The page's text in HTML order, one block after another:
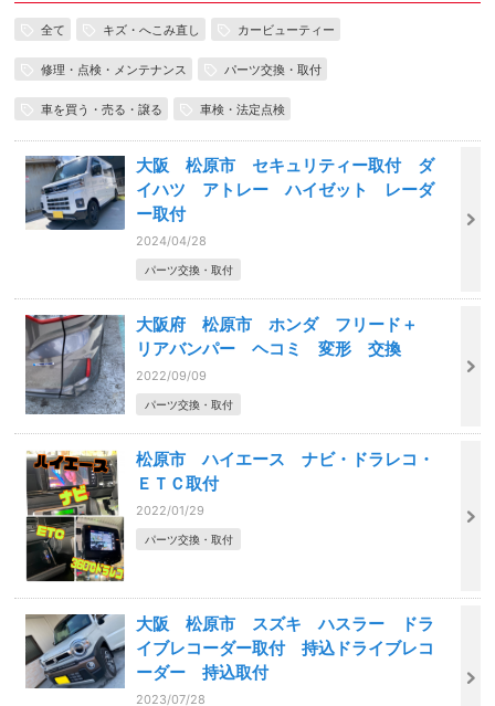
全て キズ・へこみ直し カービューティー
修理・点検・メンテナンス パーツ交換・取付
車を買う・売る・譲る 車検・法定点検
大阪 松原市 セキュリティー取付 ダ
イハツ アトレー ハイゼット レーダ
ー取付
2024/04/28
パーツ交換・取付
大阪府 松原市 ホンダ フリード＋
リアバンパー ヘコミ 変形 交換
2022/09/09
パーツ交換・取付
松原市 ハイエース ナビ・ドラレコ・
ＥＴＣ取付
2022/01/29
パーツ交換・取付
大阪 松原市 スズキ ハスラー ドラ
イブレコーダー取付 持込ドライブレコ
ーダー 持込取付
2023/07/28